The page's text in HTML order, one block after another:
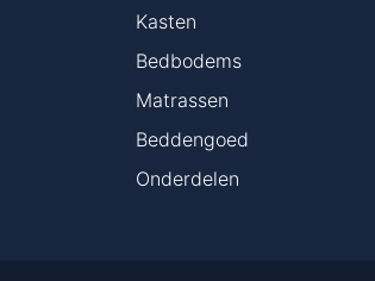
Kasten
Bedbodems
Matrassen
Beddengoed
Onderdelen